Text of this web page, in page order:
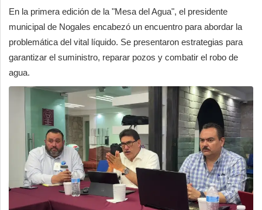
En la primera edición de la "Mesa del Agua", el presidente
municipal de Nogales encabezó un encuentro para abordar la
problemática del vital líquido. Se presentaron estrategias para
garantizar el suministro, reparar pozos y combatir el robo de
agua.